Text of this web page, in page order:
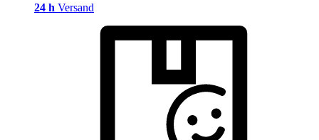
24 h Versand